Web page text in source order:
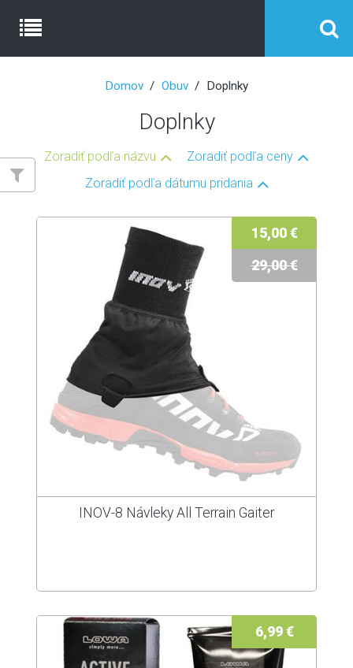
Domov Obuv Doplnky
Doplnky
Zoradiť podľa názvu
Zoradiť podľa ceny
Zoradiť podľa dátumu pridania
15,00 €
29,00 €
INOV-8 Návleky All Terrain Gaiter
6,99 €